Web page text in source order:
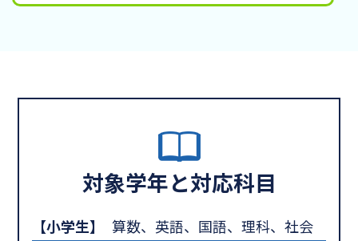
対象学年と対応科目
【小学生】
算数、英語、国語、理科、社会